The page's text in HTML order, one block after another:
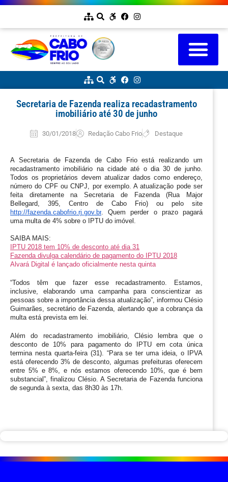
Secretaria de Fazenda realiza recadastramento
imobiliário até 30 de junho
30/01/2018 Redação Cabo Frio Destaque
A Secretaria de Fazenda de Cabo Frio está realizando um
recadastramento imobiliário na cidade até o dia 30 de junho.
Todos os proprietários devem atualizar dados como endereço,
número do CPF ou CNPJ, por exemplo. A atualização pode ser
feita diretamente na Secretaria de Fazenda (Rua Major
http://fazenda.cabofrio.rj.gov.br . Quem perder o prazo pagará
uma multa de 4% sobre o IPTU do imóvel.
SAIBA MAIS:
IPTU 2018 tem 10% de desconto até dia 31
Fazenda divulga calendário de pagamento do IPTU 2018
Alvará Digital é lançado oficialmente nesta quinta
“Todos têm que fazer esse recadastramento. Estamos,
inclusive, elaborando uma campanha para conscientizar as
pessoas sobre a importância dessa atualização”, informou Clésio
Guimarães, secretário de Fazenda, alertando que a cobrança da
multa está prevista em lei.
Além do recadastramento imobiliário, Clésio lembra que o
desconto de 10% para pagamento do IPTU em cota única
termina nesta quarta-feira (31). “Para se ter uma ideia, o IPVA
está oferecendo 3% de desconto, algumas prefeituras oferecem
entre 5% e 8%, e nós estamos oferecendo 10%, que é bem
substancial”, finalizou Clésio. A Secretaria de Fazenda funciona
de segunda à sexta, das 8h30 às 17h.